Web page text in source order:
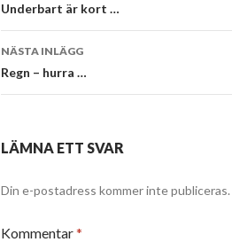
Underbart är kort …
NÄSTA INLÄGG
Regn – hurra …
LÄMNA ETT SVAR
Din e-postadress kommer inte publiceras.
Kommentar*